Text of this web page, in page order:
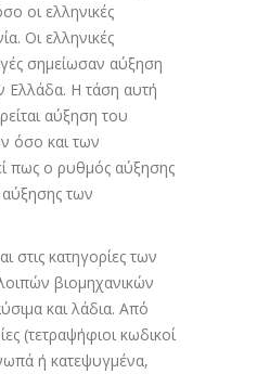
οι ελληνικές
Οι ελληνικές
σηµείωσαν αύξηση
Ελλάδα. Η τάση αυτή
αύξηση του
όσο και των
πως ο ρυθµός αύξησης
αύξησης των
στις κατηγορίες των
βιοµηχανικών
και λάδια. Από
(τετραψήφιοι κωδικοί
ή κατεψυγµένα,